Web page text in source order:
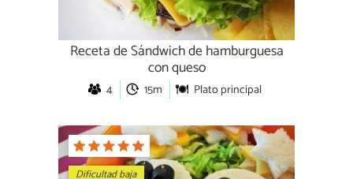
Receta de Sándwich de hamburguesa
con queso
4 15m Plato principal
Dificultad baja